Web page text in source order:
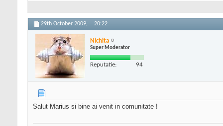
29th October 2009, 20:22
Nichita
Super Moderator
Reputatie: 94
Salut Marius si bine ai venit in comunitate !